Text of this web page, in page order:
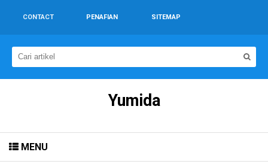
CONTACT PENAFIAN SITEMAP
Yumida
MENU